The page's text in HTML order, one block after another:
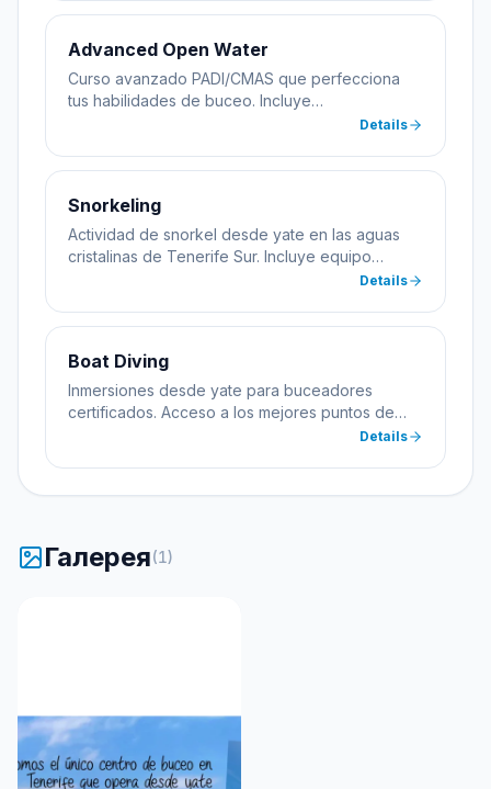
con instructores multilingües certificados.
Advanced Open Water
Curso avanzado PADI/CMAS que perfecciona
tus habilidades de buceo. Incluye
especialidades como navegación submarina,
se realizan desde el yate Pepez1.
Details
Snorkeling
Actividad de snorkel desde yate en las aguas
cristalinas de Tenerife Sur. Incluye equipo
completo y guía. Apto para toda la familia desde
Details
Boat Diving
Inmersiones desde yate para buceadores
certificados. Acceso a los mejores puntos de
Details
Галерея(1)